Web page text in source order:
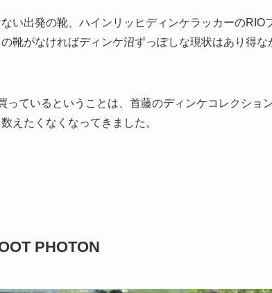
い出発の靴、ハインリッヒディンケラッカーの
靴がなければディンケ沼ずっぽしな現状はあり得
っているということは、首藤のディンケコレクショ
えたくなくなってきました。
PHOTON